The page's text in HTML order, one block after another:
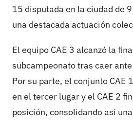
15 disputada en la ciudad de
una destacada actuación
El equipo CAE 3 alcanzó la
subcampeonato tras caer
Por su parte, el conjunto CAE
en el tercer lugar y el CAE 2
posición, consolidando así